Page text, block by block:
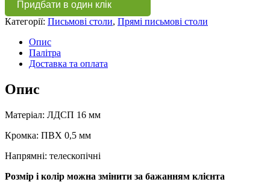
Придбати в один клік
Категорії: Письмові столи, Прямі письмові столи
Опис
Палітра
Доставка та оплата
Опис
Матеріал: ЛДСП 16 мм
Кромка: ПВХ 0,5 мм
Напрямні: телескопічні
Розмір і колір можна змінити за бажанням клієнта